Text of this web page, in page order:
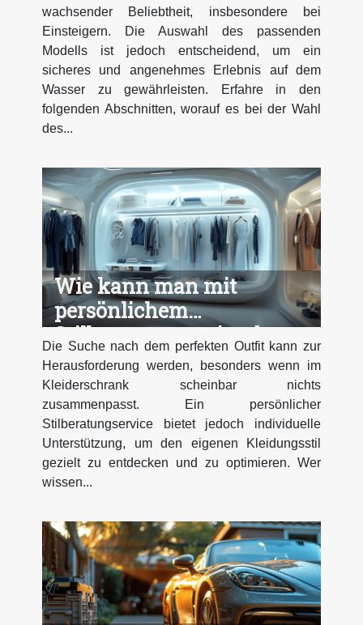
wachsender Beliebtheit, insbesondere bei
Einsteigern. Die Auswahl des passenden
Modells ist jedoch entscheidend, um ein
sicheres und angenehmes Erlebnis auf dem
Wasser zu gewährleisten. Erfahre in den
folgenden Abschnitten, worauf es bei der Wahl
des...
Wie kann man mit
persönlichem
Stilberatungservice das
perfekte Outfit finden?
Die Suche nach dem perfekten Outfit kann zur
Herausforderung werden, besonders wenn im
Kleiderschrank scheinbar nichts
zusammenpasst. Ein persönlicher
Stilberatungservice bietet jedoch individuelle
Unterstützung, um den eigenen Kleidungsstil
gezielt zu entdecken und zu optimieren. Wer
wissen...